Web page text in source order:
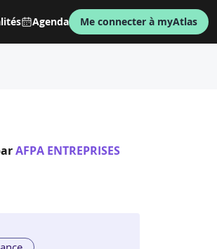
Agenda Me connecter à myAtlas
AFPA ENTREPRISES